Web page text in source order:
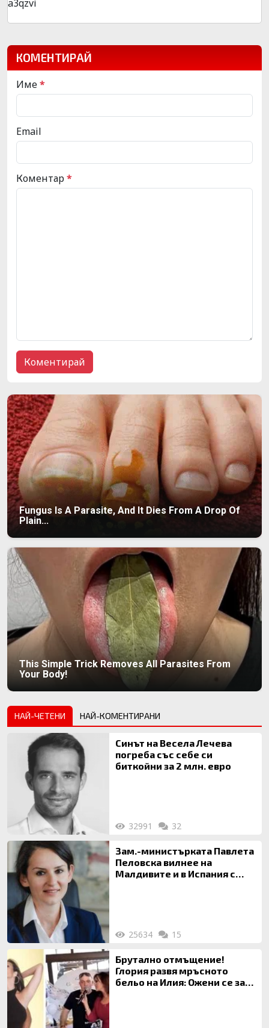
a3qzvi
КОМЕНТИРАЙ
Име*
Email
Коментар*
Fungus Is A Parasite, And It Dies From A Drop Of
Plain...
This Simple Trick Removes All Parasites From
Your Body!
НАЙ-ЧЕТЕНИ НАЙ-КОМЕНТИРАНИ
Синът на Весела Лечева
погреба със себе си
биткойни за 2 млн. евро
32991 32
Зам.-министърката Павлета
Пеловска вилнее на
Малдивите и в Испания с
25634 15
Брутално отмъщение!
Глория развя мръсното
бельо на Илия: Ожени се за